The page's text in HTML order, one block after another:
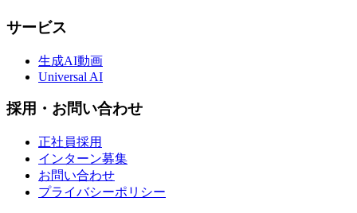
サービス
生成AI動画
Universal AI
採用・お問い合わせ
正社員採用
インターン募集
お問い合わせ
プライバシーポリシー